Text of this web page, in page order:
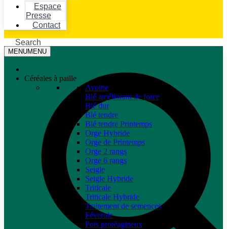
Espace
Presse
Contact
Search
MENUMENU
Céréales à paille
Avoine
Blé améliorant de force
Blé dur
Blé tendre
Blé tendre Printemps
Orge Hybride
Orge de Printemps
Orge 2 rangs
Orge 6 rangs
Seigle
Seigle Hybride
Triticale
Triticale Hybride
Traitement de semences
Féverole
Pois protéagineux